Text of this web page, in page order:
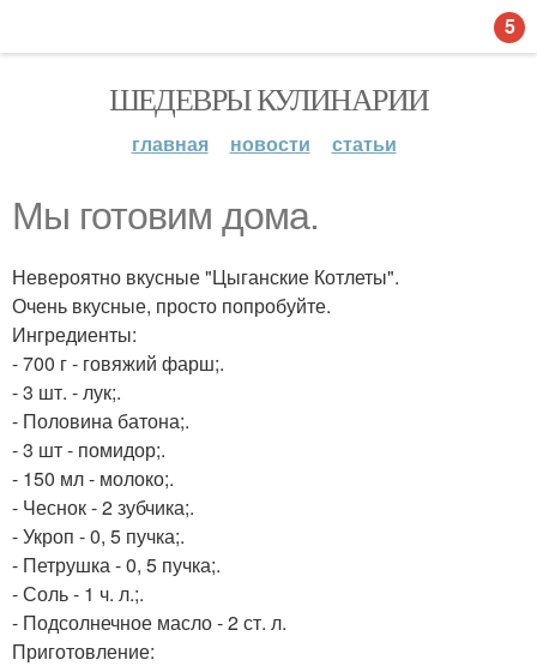
ШЕДЕВРЫ КУЛИНАРИИ
главная новости статьи
Мы готовим дома.
Невероятно вкусные "Цыганские Котлеты".
Очень вкусные, просто попробуйте.
Ингредиенты:
- 700 г - говяжий фарш;.
- 3 шт. - лук;.
- Половина батона;.
- 3 шт - помидор;.
- 150 мл - молоко;.
- Чеснок - 2 зубчика;.
- Укроп - 0, 5 пучка;.
- Петрушка - 0, 5 пучка;.
- Соль - 1 ч. л.;.
- Подсолнечное масло - 2 ст. л.
Приготовление:
5